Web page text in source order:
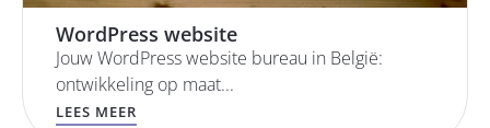
WordPress website
Jouw WordPress website bureau in België:
ontwikkeling op maat...
LEES MEER